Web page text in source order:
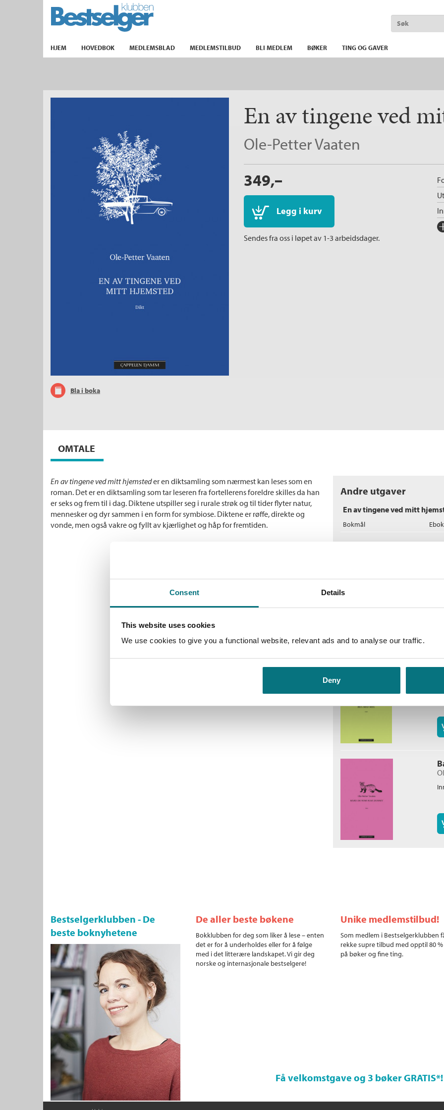
Consent Details
This website uses cookies
We use cookies to give you a functional website, relevant ads and to analyse our traffic.
Deny
TIL FORSIDEN
HJEM HOVEDBOK MEDLEMSBLAD MEDLEMSTILBUD BLI MEDLEM BØKER TING OG GAVER
Bla i boka
En av tingene ved
Ole-Petter Vaaten
349,–
Legg i kurv
Sendes fra oss i løpet av 1-3 arbeidsdager.
OMTALE
En av tingene ved mitt hjemsteder en diktsamling som nærmest kan leses som en
roman. Det er en diktsamling som tar leseren fra fortellerens foreldre skilles da han
er seks og frem til i dag. Diktene utspiller seg i rurale strøk og til tider flyter natur,
mennesker og dyr sammen i en form for symbiose. Diktene er røffe, direkte og
vonde, men også vakre og fyllt av kjærlighet og håp for fremtiden.
Andre utgaver
En av tingene ved mitt
Bokmål Ebok
Bestselgerklubben - De
beste boknyhetene
De aller beste bøkene
Bokklubben for deg som liker å lese – enten
det er for å underholdes eller for å følge
med i det litterære landskapet. Vi gir deg
norske og internasjonale bestselgere!
Unike medlemstilbud!
Som medlem i Bestselgerklubben
rekke supre tilbud med opptil 80
på bøker og fine ting.
Få velkomstgave og 3 bøker GRATIS*!